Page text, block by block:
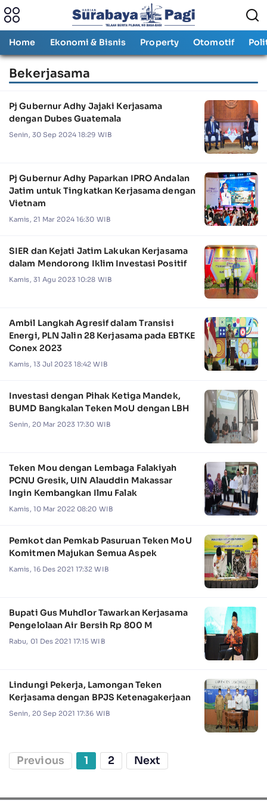
Home Ekonomi & Bisnis Property Otomotif
Bekerjasama
Pj Gubernur Adhy Jajaki Kerjasama
dengan Dubes Guatemala
Senin, 30 Sep 2024 18:29 WIB
Pj Gubernur Adhy Paparkan IPRO Andalan
Jatim untuk Tingkatkan Kerjasama dengan
Vietnam
Kamis, 21 Mar 2024 16:30 WIB
SIER dan Kejati Jatim Lakukan Kerjasama
dalam Mendorong Iklim Investasi Positif
Kamis, 31 Agu 2023 10:28 WIB
Ambil Langkah Agresif dalam Transisi
Energi, PLN Jalin 28 Kerjasama pada EBTKE
Conex 2023
Kamis, 13 Jul 2023 18:42 WIB
Investasi dengan Pihak Ketiga Mandek,
BUMD Bangkalan Teken MoU dengan LBH
Senin, 20 Mar 2023 17:30 WIB
Teken Mou dengan Lembaga Falakiyah
PCNU Gresik, UIN Alauddin Makassar
Ingin Kembangkan Ilmu Falak
Kamis, 10 Mar 2022 08:20 WIB
Pemkot dan Pemkab Pasuruan Teken MoU
Komitmen Majukan Semua Aspek
Kamis, 16 Des 2021 17:32 WIB
Bupati Gus Muhdlor Tawarkan Kerjasama
Pengelolaan Air Bersih Rp 800 M
Rabu, 01 Des 2021 17:15 WIB
Lindungi Pekerja, Lamongan Teken
Kerjasama dengan BPJS Ketenagakerjaan
Senin, 20 Sep 2021 17:36 WIB
Previous 1 2 Next